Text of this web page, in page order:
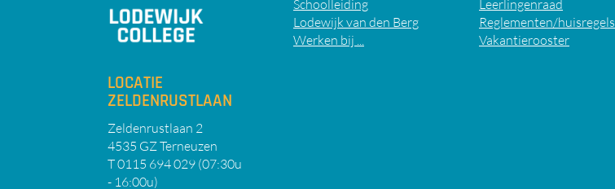
LOCATIE
ZELDENRUSTLAAN
Zeldenrustlaan 2
4535 GZ Terneuzen
T 0115 694 029 (07:30u
- 16:00u)
Schoolleiding
Lodewijk van den Berg
Werken bij ...
Leerlingenraad
Reglementen/huisregels
Vakantierooster